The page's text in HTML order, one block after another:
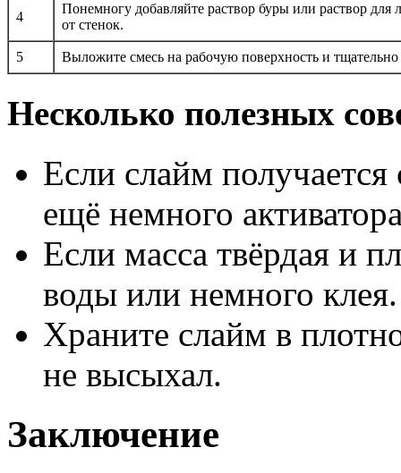
4
Понемногу добавляйте раствор буры или раствор для
от стенок.
5 Выложите смесь на рабочую поверхность и
Несколько полезных
Если слайм
ещё немного
Если масса твёрдая и
воды или немного клея.
Храните слайм в
не высыхал.
Заключение